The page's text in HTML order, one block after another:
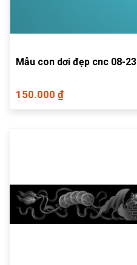
Mẫu con dơi đẹp cnc 08-23
150.000 ₫